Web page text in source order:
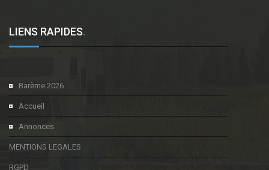
LIENS RAPIDES.
Barème 2026
Accueil
Annonces
MENTIONS LEGALES
RGPD